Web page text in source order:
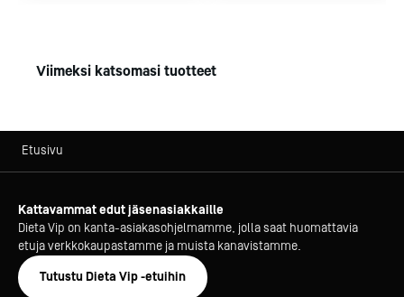
Viimeksi katsomasi tuotteet
Etusivu
Kattavammat edut jäsenasiakkaille
Dieta Vip on kanta-asiakasohjelmamme, jolla saat huomattavia
etuja verkkokaupastamme ja muista kanavistamme.
Tutustu Dieta Vip -etuihin